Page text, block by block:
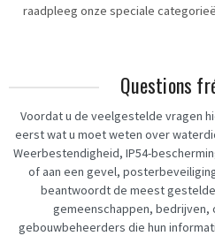
raadpleeg onze speciale
Questions
Voordat u de veelgestelde vragen
eerst wat u moet weten over
Weerbestendigheid, IP54-
of aan een gevel,
beantwoordt de meest
gemeenschappen, bedrijven,
gebouwbeheerders die hun